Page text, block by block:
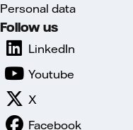
Personal data
Follow us
LinkedIn
Youtube
X
Facebook